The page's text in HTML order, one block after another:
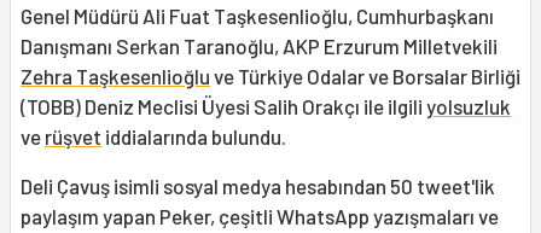
Genel Müdürü Ali Fuat Taşkesenlioğlu, Cumhurbaşkanı
Danışmanı Serkan Taranoğlu, AKP Erzurum Milletvekili
Zehra Taşkesenlioğlu ve Türkiye Odalar ve Borsalar Birliği
(TOBB) Deniz Meclisi Üyesi Salih Orakçı ile ilgili yolsuzluk
ve rüşvet iddialarında bulundu.
Deli Çavuş isimli sosyal medya hesabından 50 tweet'lik
paylaşım yapan Peker, çeşitli WhatsApp yazışmaları ve